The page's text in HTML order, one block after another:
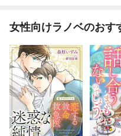
女性向けラノベのおす